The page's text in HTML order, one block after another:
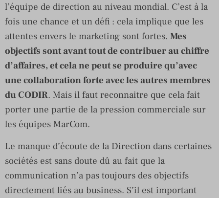
l’équipe de direction au niveau mondial. C’est à la
fois une chance et un défi : cela implique que les
attentes envers le marketing sont fortes. Mes
objectifs sont avant tout de contribuer au chiffre
d’affaires, et cela ne peut se produire qu’avec
une collaboration forte avec les autres membres
du CODIR. Mais il faut reconnaitre que cela fait
porter une partie de la pression commerciale sur
les équipes MarCom.
Le manque d’écoute de la Direction dans certaines
sociétés est sans doute dû au fait que la
communication n’a pas toujours des objectifs
directement liés au business. S’il est important